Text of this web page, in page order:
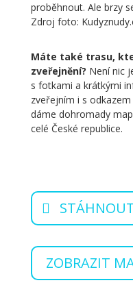
proběhnout. Ale brzy
Zdroj foto:
Máte také trasu,
zveřejnění? Není nic
s fotkami a krátkými
zveřejním i s
dáme dohromady
celé České republice.
ZOBRAZIT